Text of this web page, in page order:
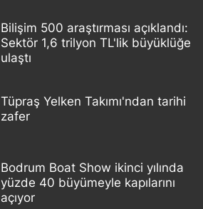
Bilişim 500 araştırması açıklandı:
Sektör 1,6 trilyon TL'lik büyüklüğe
ulaştı
Tüpraş Yelken Takımı'ndan tarihi
zafer
Bodrum Boat Show ikinci yılında
yüzde 40 büyümeyle kapılarını
açıyor